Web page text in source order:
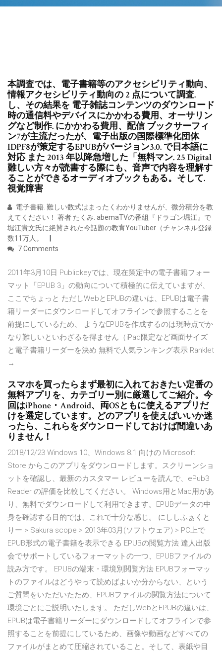
本調査では、電子書籍等のアクセシビリティ動向、
情報アクセシビリティ動向の 2 点について調査.
し、その結果を 電子雑誌コンテンツのダウンロード
時の通信料やデバイスにかかわる費用、オーサリン
グなど制作. にかかわる費用、配信 ブックサーフィ
ン7が主流だったが、電子出版の国際標準化団体
IDPF8が策定するEPUBがバージョン3.0. で日本語に
対応 また 2013 年以降急増した「無料マン. 25 Digital
難しい方々が読書する際にも、音声で内容を理解す
ることができるオーディオブックもある。そして.
視覚障害
電子書籍. 難しい数式はまったくわかりませんが、微分積分を教
えてください！ 著者 たくみ. abemaTVの番組『ドラゴン堀江』で
堀江貴文氏に絶賛された今話題の教育YouTuber（チャンネル登録
数11万人。
7 Comments
2011年3月10日 Publickeyでは、現在策定中の電子書籍フォー
マット「EPUB 3」の動向について積極的に伝えていますが、
ここでちょっと ただしWebとEPUBの違いは、EPUBは電子書
籍リーダーにダウンロードしてオフラインで参照することを
前提にしているため、 ようなEPUBを作成するのは現時点でか
なり難しいといわざるを得ません（iPad限定など画面サイズ
と電子書籍リーダーを決め 無料で人気ランキング表示 Ranklet
→
スマホを買ったらまず最初に入れておきたい定番の
無料アプリを、カテゴリー別に厳選してご紹介。今
回はiPhone・Android、両OSともに使えるアプリだ
けを選定しています。どのアプリを使えばいいか迷
ったら、これらをダウンロードしておけば間違いあ
りません！
2018/12/23 Windows 10、Windows 8.1 向けの Microsoft
Store からこのアプリをダウンロードします。スクリーンショ
ットを確認し、最新のカスタマー レビューを読んで、ePub3
Reader の評価を比較してください。 Windows用とMac用があ
り、無料でダウンロードして利用できます。EPUBデータの中
身を確認する目的では、これで十分な感じ。 にししふぁくと
りー > Sakura scope > 2013年03月(ソフトウェア) > PC上で
EPUB形式の電子書籍を表示できる EPUBの閲覧方法 達人出版
会でサポートしているフォーマットの一つ、EPUBファイルの
読み方です。 EPUBの端末・環境別閲覧方法 EPUBフォーマッ
トのファイルはどうやって読めばよいか分からない、という
ご質問をいただいたため、EPUBファイルの閲覧方法について
環境ごとにご説明いたします。 ただしWebとEPUBの違いは、
EPUBは電子書籍リーダーにダウンロードしてオフラインで参
照することを前提にしているため、画像や動画などすべての
ファイルがまとめて圧縮されていること。そして、表紙や目